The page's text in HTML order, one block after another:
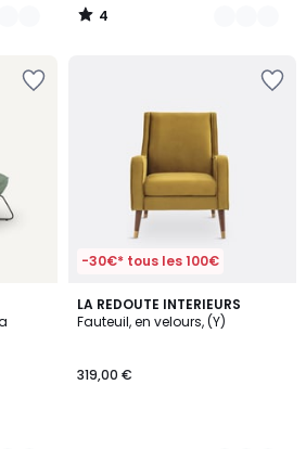
4
/
-30€* tous les 100€
LA REDOUTE INTERIEURS
Fauteuil, en velours, (Y)
319,00 €
4,5
/ 5
7
Couleurs